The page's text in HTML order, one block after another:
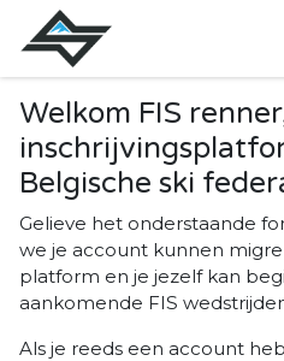
Welkom FIS
Belgische ski
Gelieve het onderstaande
we je account kunnen
platform en je jezelf kan
aankomende FIS
Als je reeds een account